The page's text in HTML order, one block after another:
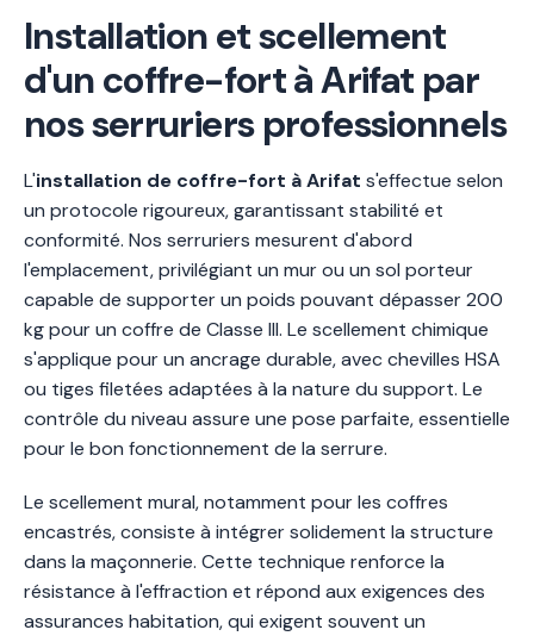
Installation et scellement
d'un coffre-fort à Arifat par
nos serruriers professionnels
L'installation de coffre-fort à Arifat s'effectue selon
un protocole rigoureux, garantissant stabilité et
conformité. Nos serruriers mesurent d'abord
l'emplacement, privilégiant un mur ou un sol porteur
capable de supporter un poids pouvant dépasser 200
kg pour un coffre de Classe III. Le scellement chimique
s'applique pour un ancrage durable, avec chevilles HSA
ou tiges filetées adaptées à la nature du support. Le
contrôle du niveau assure une pose parfaite, essentielle
pour le bon fonctionnement de la serrure.
Le scellement mural, notamment pour les coffres
encastrés, consiste à intégrer solidement la structure
dans la maçonnerie. Cette technique renforce la
résistance à l'effraction et répond aux exigences des
assurances habitation, qui exigent souvent un